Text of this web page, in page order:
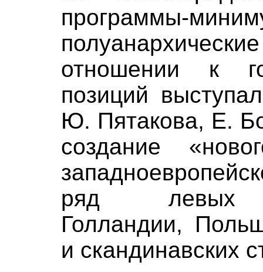
программы-
отношении к
позиций
Ю. Пятакова, Е.
создание
ряд левых
Голландии,
и скандинавских